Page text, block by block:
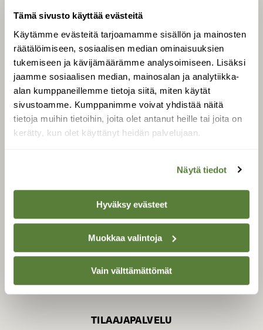
Tämä sivusto käyttää evästeitä
Käytämme evästeitä tarjoamamme sisällön ja mainosten
räätälöimiseen, sosiaalisen median ominaisuuksien
tukemiseen ja kävijämäärämme analysoimiseen. Lisäksi
jaamme sosiaalisen median, mainosalan ja analytiikka-
alan kumppaneillemme tietoja siitä, miten käytät
sivustoamme. Kumppanimme voivat yhdistää näitä
tietoja muihin tietoihin, joita olet antanut heille tai joita on
kerätty, kun olet käyttänyt heidän palvelujaan.
Näytä tiedot
Hyväksy evästeet
Muokkaa valintoja
Vain välttämättömät
Tilaa digilukuoikeus
Äänestä parasta juttua
Tilaa uutiskirje
SUOMEN LUONNON­
SUOJELU­LIITTO
Suomen Luonto -lehden
luonnonsuojelu­liitto.
TILAAJAPALVELU